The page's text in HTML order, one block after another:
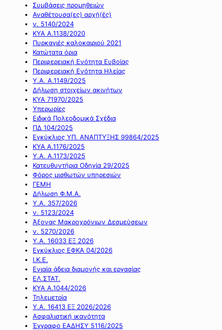
Συμβάσεις προμηθειών
Αναθέτουσα(ες) αρχή(ές)
ν. 5140/2024
ΚΥΑ Α.1138/2020
Πυρκαγιές καλοκαιριού 2021
Κατώτατα όρια
Περιφερειακή Ενότητα Ευβοίας
Περιφερειακή Ενότητα Ηλείας
Υ.Α. Α.1149/2025
Δήλωση στοιχείων ακινήτων
ΚΥΑ 71970/2025
Υπερωρίες
Ειδικά Πολεοδομικά Σχέδια
ΠΔ 104/2025
Εγκύκλιος ΥΠ. ΑΝΑΠΤΥΞΗΣ 99864/2025
ΚΥΑ Α.1176/2025
Υ.Α. Α.1173/2025
Κατευθυντήρια Οδηγία 29/2025
Φόρος μισθωτών υπηρεσιών
ΓΕΜΗ
Δήλωση Φ.Μ.Α.
Υ.Α. 357/2026
ν. 5123/2024
Άξονας Μακροχρόνιων Δεσμεύσεων
ν. 5270/2026
Υ.Α. 16033 ΕΞ 2026
Εγκύκλιος ΕΦΚΑ 04/2026
Ι.Κ.Ε.
Ενιαία άδεια διαμονής και εργασίας
ΕΛ.ΣΤΑΤ.
ΚΥΑ Α.1044/2026
Τηλεμετρία
Υ.Α. 16413 ΕΞ 2026/2026
Ασφαλιστική ικανότητα
Έγγραφο ΕΑΔΗΣΥ 5116/2025